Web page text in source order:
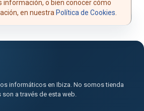
información, o bien conocer cómo
en nuestra Política de Cookies
informáticos en Ibiza. No somos tienda
a través de esta web.